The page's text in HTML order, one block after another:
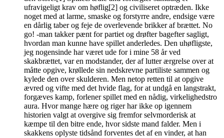
ufravigeligt krav om høflig[2] og civiliseret optræden. Ikke
noget med at larme, smaske og forstyrre andre, endsige være
en dårlig taber og feje de overlevende brikker af brættet. No
go! -man takker pænt for partiet og drøfter bagefter sagligt,
hvordan man kunne have spillet anderledes. Den uhøfligste,
jeg nogensinde har været ude for i mine 58 år ved
skakbrættet, var en modstander, der af lutter ærgrelse over at
måtte opgive, krøllede sin nedskrevne partiliste sammen og
kylede den over skulderen. Men netop retten til at opgive
ævred og vifte med det hvide flag, for at undgå en langstrakt,
forgæves kamp, forlener spillet med en nådig, virkelighedstro
aura. Hvor mange hære og riger har ikke op igennem
historien valgt at overgive sig fremfor selvmorderisk at
kæmpe til den bitre ende, hvor sidste mand falder. Men i
skakkens oplyste tidsånd forventes det af en vinder, at han